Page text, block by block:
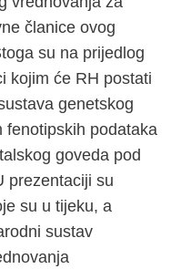
članice ovog
su na prijedlog
kojim će RH postati
genetskog
fenotipskih podataka
goveda pod
prezentaciji su
su u tijeku, a
sustav